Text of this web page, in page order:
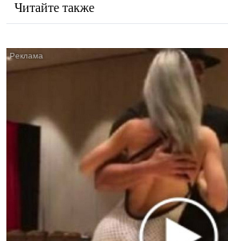
Читайте также